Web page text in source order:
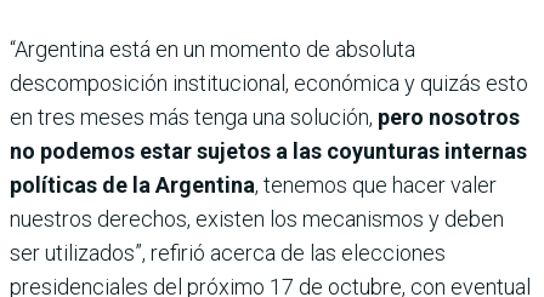
“Argentina está en un momento de absoluta
descomposición institucional, económica y quizás esto
en tres meses más tenga una solución, pero nosotros
no podemos estar sujetos a las coyunturas internas
políticas de la Argentina, tenemos que hacer valer
nuestros derechos, existen los mecanismos y deben
ser utilizados”, refirió acerca de las elecciones
presidenciales del próximo 17 de octubre, con eventual